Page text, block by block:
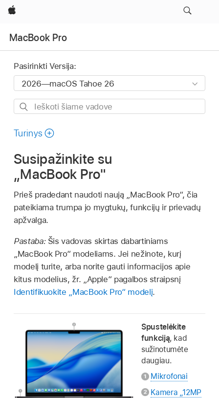
Apple
MacBook Pro
Pasirinkti Versija:
Ieškoti
vadove
Turinys
Susipažinkite su
„MacBook Pro"
Prieš pradedant naudoti naują „MacBook Pro“, čia
pateikiama trumpa jo mygtukų, funkcijų ir prievadų
apžvalga.
Pastaba: Šis vadovas skirtas dabartiniams
„MacBook Pro“ modeliams. Jei nežinote, kurį
modelį turite, arba norite gauti informacijos apie
kitus modelius, žr. „Apple“ pagalbos straipsnį
Identifikuokite „MacBook Pro“ modelį.
Spustelėkite
funkciją, kad
sužinotumėte
daugiau.
Mikrofonai
Kamera „12MP